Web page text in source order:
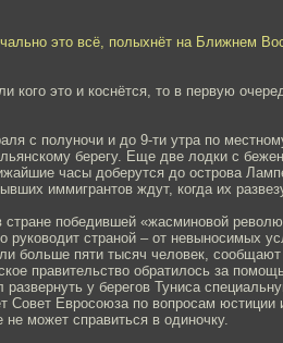
это всё, полыхнёт на Ближнем
это и коснётся, то в первую
с полуночи и до 9-ти утра по
берегу. Еще две лодки с
часы доберутся до острова
иммигрантов ждут, когда их
победившей «жасминовой
страной – от невыносимых
больше пяти тысяч человек,
правительство обратилось за
у берегов Туниса
Совет Евросоюза по вопросам юстиции
может справиться в одиночку.